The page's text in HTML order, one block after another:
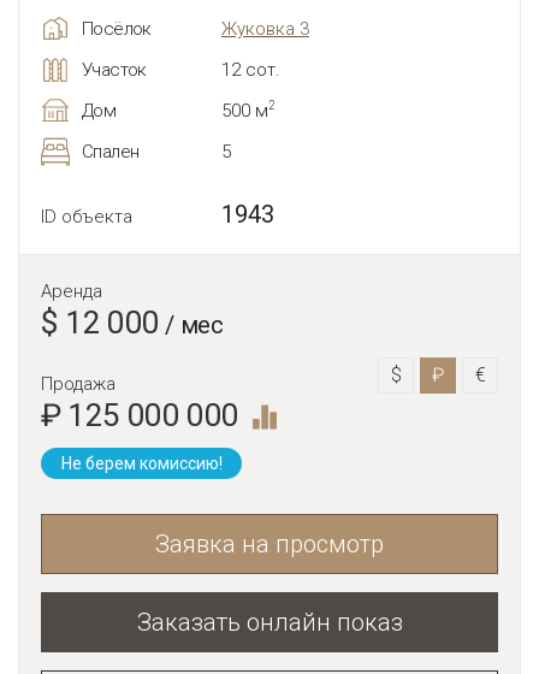
Посёлок
Жуковка 3
Участок
12 сот.
Дом
500 м2
Спален 5
ID объекта 1943
Аренда
$ 12 000 / мес
Продажа
₽ 125 000 000
$ ₽ €
Не берем комиссию!
Заявка на просмотр
Заказать онлайн показ